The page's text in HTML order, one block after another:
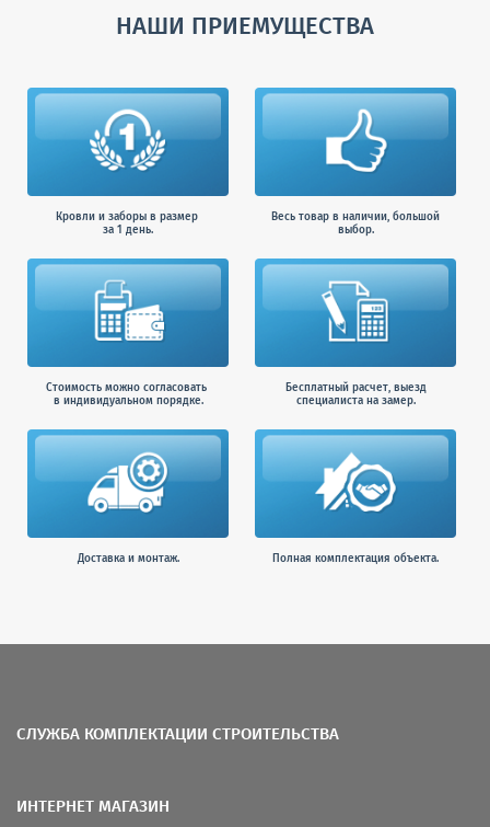
НАШИ ПРИЕМУЩЕСТВА
Кровли и заборы в размер
за 1 день.
Весь товар в наличии, большой
выбор.
Стоимость можно согласовать
в индивидуальном порядке.
Бесплатный расчет, выезд
специалиста на замер.
Доставка и монтаж. Полная комплектация объекта.
СЛУЖБА КОМПЛЕКТАЦИИ СТРОИТЕЛЬСТВА
ИНТЕРНЕТ МАГАЗИН